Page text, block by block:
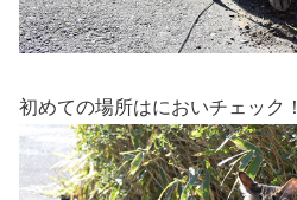
初めての場所はにおいチェック！